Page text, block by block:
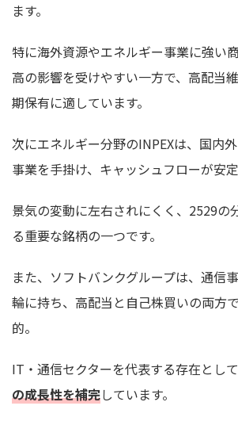
ます。
特に海外資源やエネルギー事業に強い
高の影響を受けやすい一方で、高配当
期保有に適しています。
次にエネルギー分野のINPEXは、国内
事業を手掛け、キャッシュフローが安定
景気の変動に左右されにくく、2529の
る重要な銘柄の一つです。
また、ソフトバンクグループは、通信
輪に持ち、高配当と自己株買いの両方
的。
IT・通信セクターを代表する存在として
の成長性を補完しています。